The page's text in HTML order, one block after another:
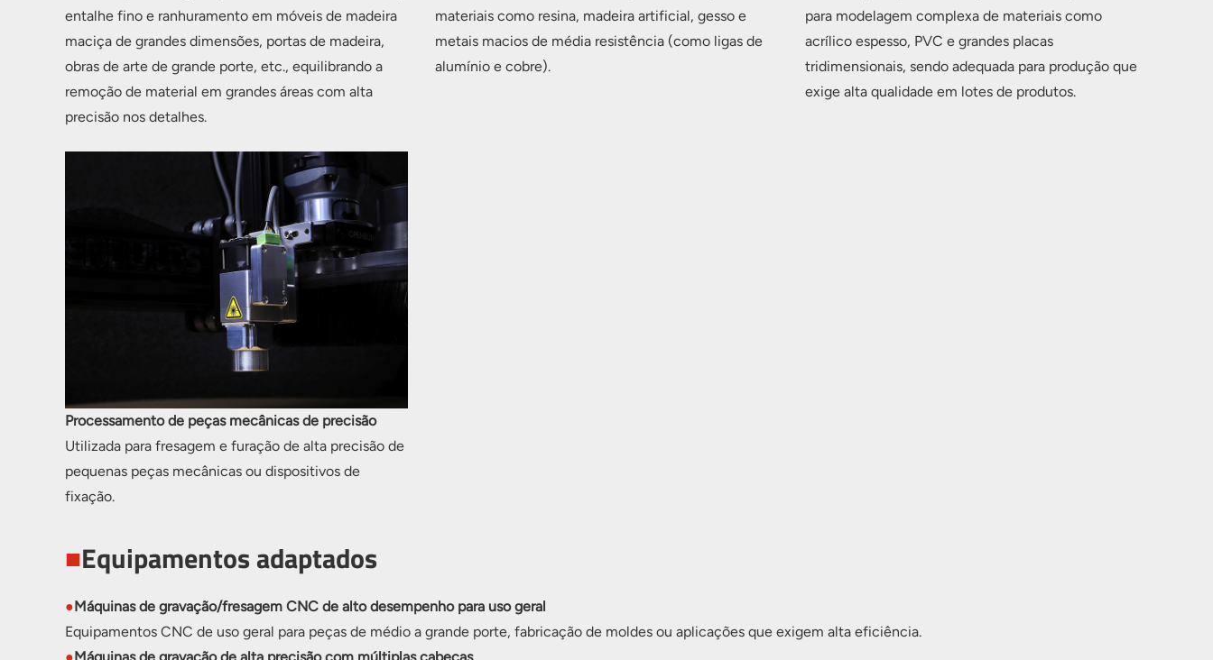
entalhe fino e ranhuramento em móveis de madeira
maciça de grandes dimensões, portas de madeira,
obras de arte de grande porte, etc., equilibrando a
remoção de material em grandes áreas com alta
precisão nos detalhes.
materiais como resina, madeira artificial, gesso e
metais macios de média resistência (como ligas de
alumínio e cobre).
para modelagem complexa de materiais como
acrílico espesso, PVC e grandes placas
tridimensionais, sendo adequada para produção que
exige alta qualidade em lotes de produtos.
Processamento de peças mecânicas de precisão
Utilizada para fresagem e furação de alta precisão de
pequenas peças mecânicas ou dispositivos de
fixação.
■Equipamentos adaptados
●Máquinas de gravação/fresagem CNC de alto desempenho para uso geral
Equipamentos CNC de uso geral para peças de médio a grande porte, fabricação de moldes ou aplicações que exigem alta eficiência.